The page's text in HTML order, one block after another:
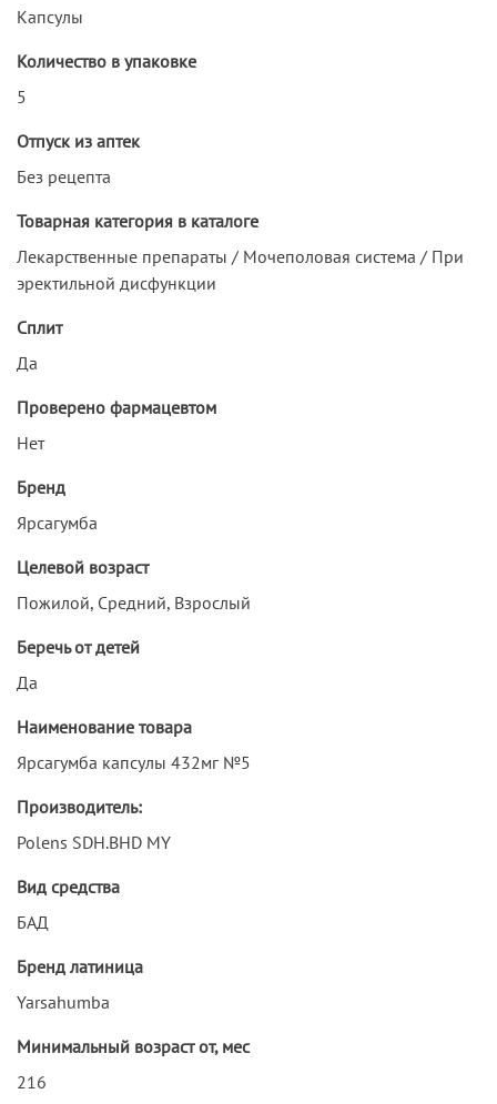
Капсулы
Количество в упаковке
5
Отпуск из аптек
Без рецепта
Товарная категория в каталоге
Лекарственные препараты / Мочеполовая система / При
эректильной дисфункции
Сплит
Да
Проверено фармацевтом
Нет
Бренд
Ярсагумба
Целевой возраст
Пожилой, Средний, Взрослый
Беречь от детей
Да
Наименование товара
Ярсагумба капсулы 432мг №5
Производитель:
Polens SDH.BHD MY
Вид средства
БАД
Бренд латиница
Yarsahumba
Минимальный возраст от, мес
216